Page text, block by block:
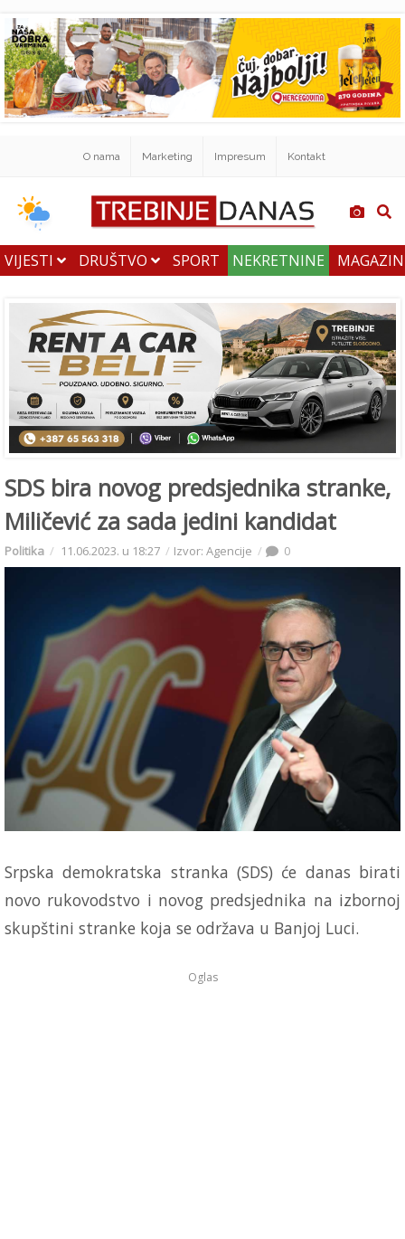
O nama Marketing Impresum Kontakt
VIJESTI DRUŠTVO SPORT NEKRETNINE
SDS bira novog predsjednika stranke,
Miličević za sada jedini kandidat
Politika 11.06.2023. u 18:27 Izvor: Agencije 0
Srpska demokratska stranka (SDS) će danas birati
novo rukovodstvo i novog predsjednika na izbornoj
skupštini stranke koja se održava u Banjoj Luci.
Oglas